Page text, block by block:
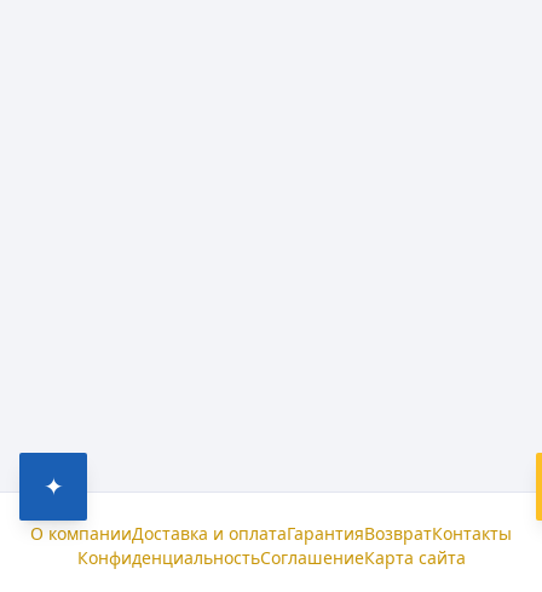
✦
О компанииДоставка и оплатаГарантияВозвратКонтакты
КонфиденциальностьСоглашениеКарта сайта